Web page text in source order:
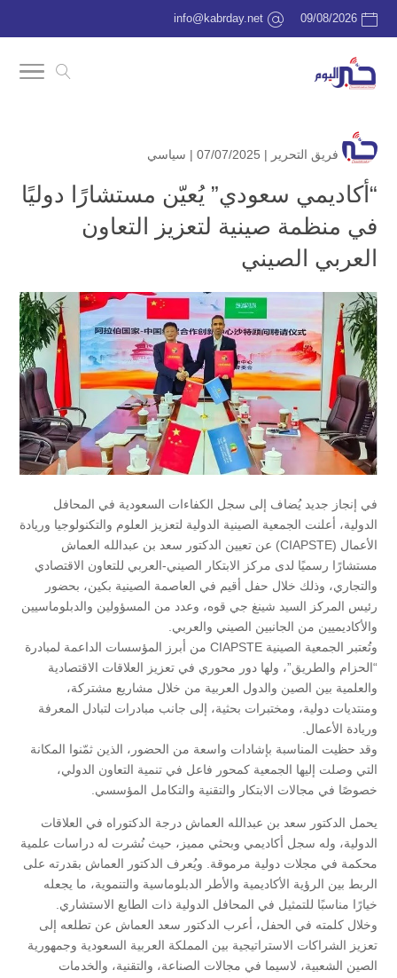
09/08/2026
info@kabrday.net
فريق التحرير | 07/07/2025 | سياسي
“أكاديمي سعودي” يُعيّن مستشارًا دوليًا
في منظمة صينية لتعزيز التعاون
العربي الصيني
في إنجاز جديد يُضاف إلى سجل الكفاءات السعودية في المحافل
الدولية، أعلنت الجمعية الصينية الدولية لتعزيز العلوم والتكنولوجيا وريادة
الأعمال (CIAPSTE) عن تعيين الدكتور سعد بن عبدالله العماش
مستشارًا رسميًا لدى مركز الابتكار الصيني-العربي للتعاون الاقتصادي
والتجاري، وذلك خلال حفل أقيم في العاصمة الصينية بكين، بحضور
رئيس المركز السيد شينغ جي قوه، وعدد من المسؤولين والدبلوماسيين
والأكاديميين من الجانبين الصيني والعربي.
وتُعتبر الجمعية الصينية CIAPSTE من أبرز المؤسسات الداعمة لمبادرة
“الحزام والطريق”، ولها دور محوري في تعزيز العلاقات الاقتصادية
والعلمية بين الصين والدول العربية من خلال مشاريع مشتركة،
ومنتديات دولية، ومختبرات بحثية، إلى جانب مبادرات لتبادل المعرفة
وريادة الأعمال.
وقد حظيت المناسبة بإشادات واسعة من الحضور، الذين ثمّنوا المكانة
التي وصلت إليها الجمعية كمحور فاعل في تنمية التعاون الدولي،
خصوصًا في مجالات الابتكار والتقنية والتكامل المؤسسي.
يحمل الدكتور سعد بن عبدالله العماش درجة الدكتوراه في العلاقات
الدولية، وله سجل أكاديمي وبحثي مميز، حيث نُشرت له دراسات علمية
محكمة في مجلات دولية مرموقة. ويُعرف الدكتور العماش بقدرته على
الربط بين الرؤية الأكاديمية والأطر الدبلوماسية والتنموية، ما يجعله
خيارًا مناسبًا للتمثيل في المحافل الدولية ذات الطابع الاستشاري.
وخلال كلمته في الحفل، أعرب الدكتور سعد العماش عن تطلعه إلى
تعزيز الشراكات الاستراتيجية بين المملكة العربية السعودية وجمهورية
الصين الشعبية، لاسيما في مجالات الصناعة، والتقنية، والخدمات